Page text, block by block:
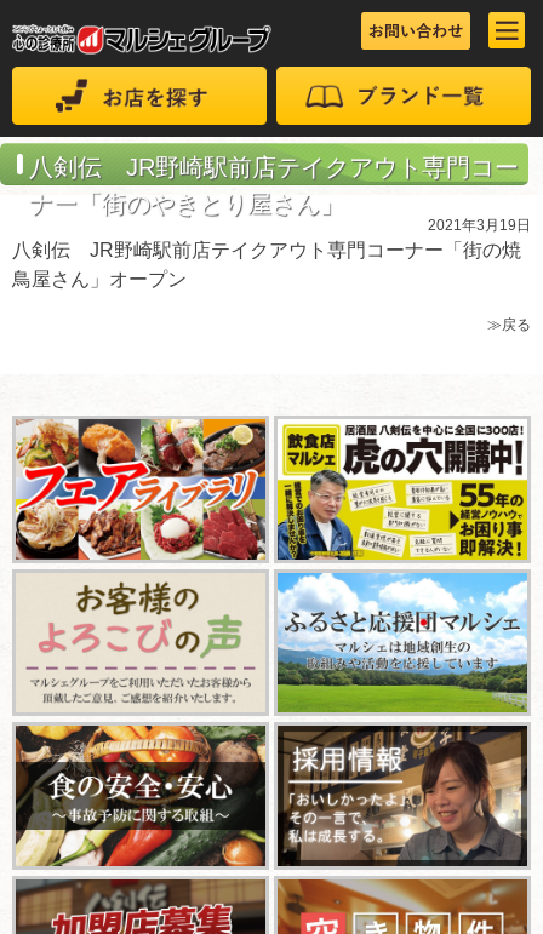
八剣伝 JR野崎駅前店テイクアウト専門コー
ナー「街のやきとり屋さん」
2021年3月19日
八剣伝 JR野崎駅前店テイクアウト専門コーナー「街の焼
鳥屋さん」オープン
≫戻る